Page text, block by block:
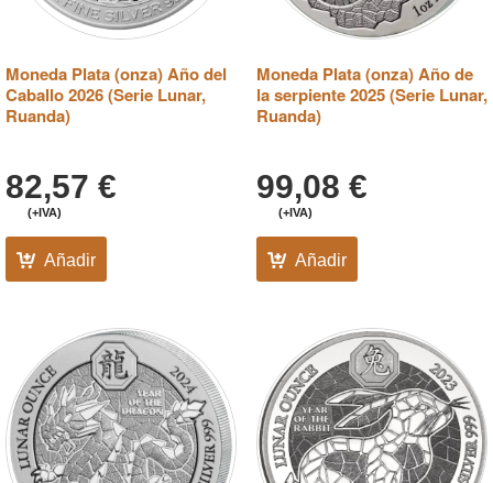
Moneda Plata (onza) Año del
Caballo 2026 (Serie Lunar,
Ruanda)
82,57 €
(+IVA)
Añadir
Moneda Plata (onza) Año de
la serpiente 2025 (Serie Lunar,
Ruanda)
99,08 €
(+IVA)
Añadir